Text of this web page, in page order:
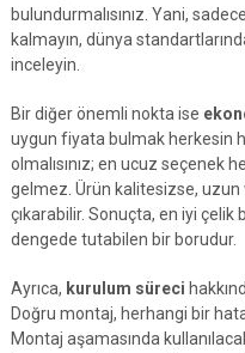
bulundurmalısınız. Yani,
kalmayın, dünya
inceleyin.
Bir diğer önemli nokta ise
uygun fiyata bulmak herkesin
olmalısınız; en ucuz seçenek
gelmez. Ürün kalitesizse,
çıkarabilir. Sonuçta, en iyi
dengede tutabilen bir borudur.
Ayrıca, kurulum süreci
Doğru montaj, herhangi bir
Montaj aşamasında